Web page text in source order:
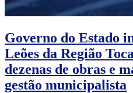
Governo do Estado
Leões da Região
dezenas de obras e
gestão municipalista